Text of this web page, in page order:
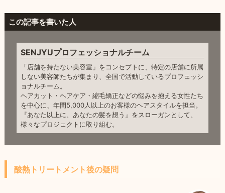
この記事を書いた人
SENJYUプロフェッショナルチーム
「店舗を持たない美容室」をコンセプトに、特定の店舗に所属
しない美容師たちが集まり、全国で活動しているプロフェッシ
ョナルチーム。
ヘアカット・ヘアケア・縮毛矯正などの悩みを抱える女性たち
を中心に、年間5,000人以上のお客様のヘアスタイルを担当。
『あなた以上に、あなたの髪を想う』をスローガンとして、
様々なプロジェクトに取り組む。
酸熱トリートメント後の疑問